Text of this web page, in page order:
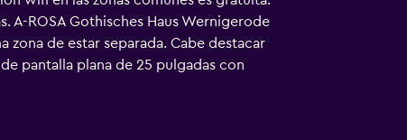
A-ROSA Gothisches Haus Wernigerode
de estar separada. Cabe destacar
pantalla plana de 25 pulgadas con
de higiene personal gratuitos. Este
de negocios incluyen escritorio,